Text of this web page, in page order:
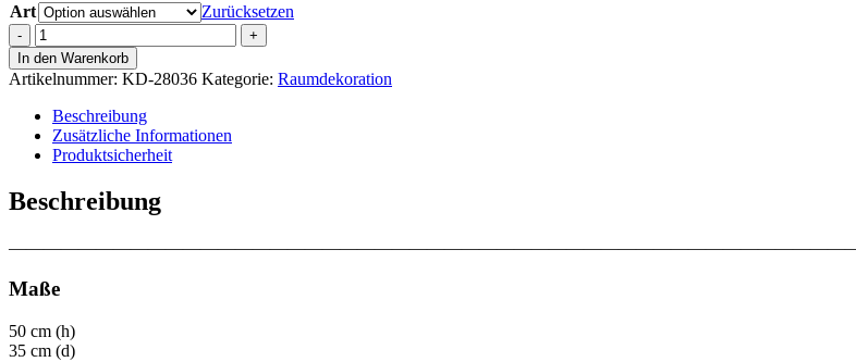
Art
Zurücksetzen
Weinballon
Bodenvase
Menge
In den Warenkorb
Artikelnummer: KD-28036 Kategorie: Raumdekoration
Beschreibung
Zusätzliche Informationen
Produktsicherheit
Beschreibung
Maße
50 cm (h)
35 cm (d)